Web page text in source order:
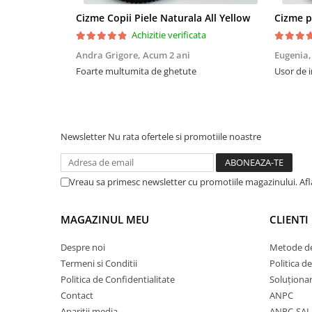
Cizme Copii Piele Naturala All Yellow
Achizitie verificata
Andra Grigore, Acum 2 ani
Foarte multumita de ghetute
Usor de
Newsletter Nu rata ofertele si promotiile noastre
Vreau sa primesc newsletter cu promotiile magazinului.
MAGAZINUL MEU
Despre noi
Termeni si Conditii
Politica de Confidentialitate
Contact
CLIENTI
Metode
Politica
ANPC